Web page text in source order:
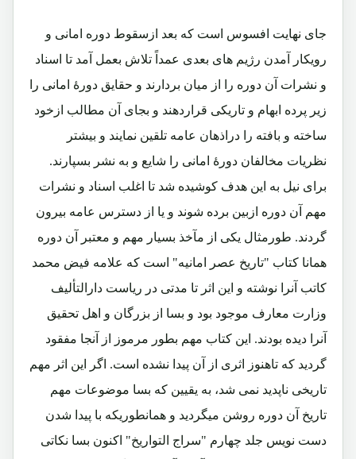
جای نهایت افسوس است که بعد ازسقوط دوره امانی و
رویکار آمدن رژیم های بعدی عمداً تلاش بعمل آمد تا اسناد
و نشرات آن دوره را از میان بردارند و حقایق دورۀ امانی را
زیر پرده ابهام و تاریکی قراردهند و بجای آن مطالب ازخود
ساخته و بافته را دراذهان عامه تلقین نمایند و بیشتر
نظریات مخالفان دورۀ امانی را شایع و به نشر بسپارند.
برای نیل به این هدف کوشیده شد تا اغلب اسناد و نشرات
مهم آن دوره ازبین برده شوند و یا از دسترس عامه بیرون
گردند. طورمثال یکی از مآخذ بسیار مهم و معتبر آن دوره
همانا کتاب "تاریخ عصر امانیه" است که علامه فیض محمد
کاتب آنرا نوشته و این اثر تا مدتی در ریاست دارالتألیف
وزارت معارف موجود بود و بسا از بزرگان و اهل تحقیق
آنرا دیده بودند. این کتاب مهم بطور مرموز از آنجا مفقود
گردید که تاهنوز اثری از آن پیدا نشده است. اگر این اثر مهم
تاریخی ناپدید نمی شد، به یقیین که بسا موضوعات مهم
تاریخ آن دوره روشن میگردید و همانطوریکه با پیدا شدن
دست نویس جلد چهارم "سراج التواریخ" اکنون بسا نکاتی